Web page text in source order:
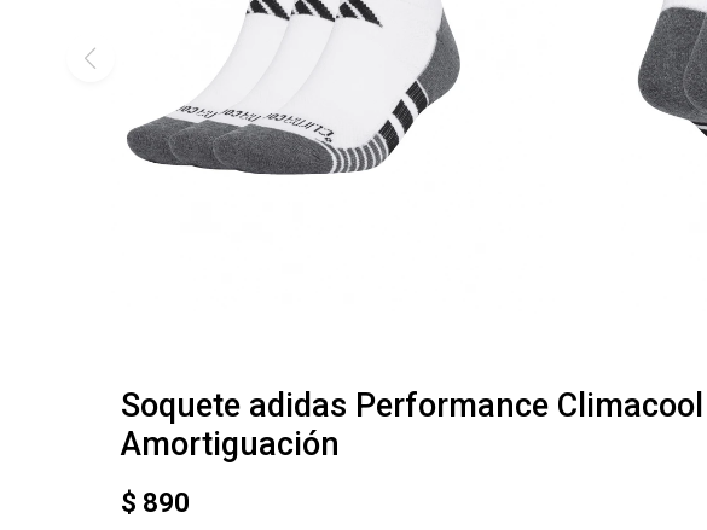
Soquete adidas Performance Climacool
Amortiguación
$ 890